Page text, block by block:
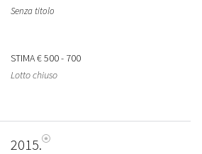
Senza titolo
STIMA€ 500 - 700
Lotto chiuso
2015